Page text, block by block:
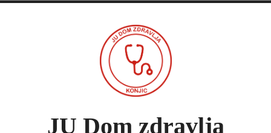
JU Dom zdravlja